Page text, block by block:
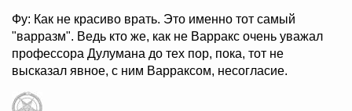
Фу: Как не красиво врать. Это именно тот самый
"варразм". Ведь кто же, как не Варракс очень уважал
профессора Дулумана до тех пор, пока, тот не
высказал явное, с ним Варраксом, несогласие.